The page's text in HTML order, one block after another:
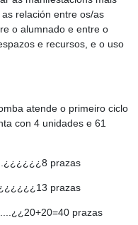
relación entre os/as
o alumnado e entre o
e recursos, e o uso
atende o primeiro ciclo
con 4 unidades e 61
prazas
prazas
prazas